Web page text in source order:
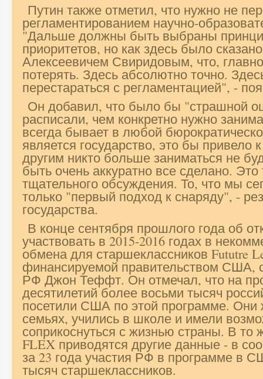
Путин также отметил, что нужно не
регламентированием научно-
"Дальше должны быть выбраны
приоритетов, но как здесь было
Алексеевичем Свиридовым, что,
потерять. Здесь абсолютно точно.
перестараться с регламентацией", -
Он добавил, что было бы "страшной
расписали, чем конкретно нужно
всегда бывает в любой
является государство, это бы привело
другим никто больше заниматься не
быть очень аккуратно все сделано. Это
тщательного обсуждения. То, что мы
только "первый подход к снаряду", -
государства.
В конце сентября прошлого года об
участвовать в 2015-2016 годах в
обмена для старшеклассников Fututre
финансируемой правительством
РФ Джон Теффт. Он отмечал, что на
десятилетий более восьми тысяч
посетили США по этой программе. Они
семьях, учились в школе и имели
соприкоснуться с жизнью страны. В то
FLEX приводятся другие данные - в
за 23 года участия РФ в программе в
тысяч старшеклассников.